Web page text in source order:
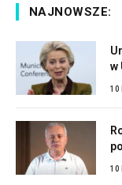
NAJNOWSZE:
w
10
10